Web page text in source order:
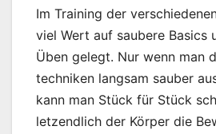
Im Training der
viel Wert auf saubere Basics
Üben gelegt. Nur wenn man
techniken langsam sauber
kann man Stück für Stück
letzendlich der Körper die